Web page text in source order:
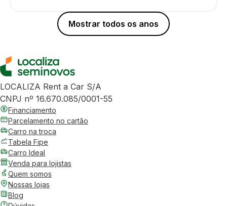
Mostrar todos os anos
LOCALIZA Rent a Car S/A
CNPJ nº 16.670.085/0001-55
Financiamento
Parcelamento no cartão
Carro na troca
Tabela Fipe
Carro Ideal
Venda para lojistas
Quem somos
Nossas lojas
Blog